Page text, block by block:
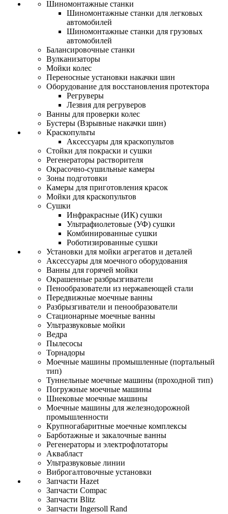
Шиномонтажные станки
Шиномонтажные станки для легковых
автомобилей
Шиномонтажные станки для грузовых
автомобилей
Балансировочные станки
Вулканизаторы
Мойки колес
Переносные установки накачки шин
Оборудование для восстановления протектора
Регруверы
Лезвия для регруверов
Ванны для проверки колес
Бустеры (Взрывные накачки шин)
Краскопульты
Аксессуары для краскопультов
Стойки для покраски и сушки
Регенераторы растворителя
Окрасочно-сушильные камеры
Зоны подготовки
Камеры для приготовления красок
Мойки для краскопультов
Сушки
Инфракрасные (ИК) сушки
Ультрафиолетовые (УФ) сушки
Комбинированные сушки
Роботизированные сушки
Установки для мойки агрегатов и деталей
Аксессуары для моечного оборудования
Ванны для горячей мойки
Окрашенные разбрызгиватели
Пенообразователи из нержавеющей стали
Передвижные моечные ванны
Разбрызгиватели и пенообразователи
Стационарные моечные ванны
Ультразвуковые мойки
Ведра
Пылесосы
Торнадоры
Моечные машины промышленные (портальный
тип)
Туннельные моечные машины (проходной тип)
Погружные моечные машины
Шнековые моечные машины
Моечные машины для железнодорожной
промышленности
Крупногабаритные моечные комплексы
Барботажные и закалочные ванны
Регенераторы и электрофлотаторы
Аквабласт
Ультразвуковые линии
Виброгалтовочные установки
Запчасти Hazet
Запчасти Compac
Запчасти Blitz
Запчасти Ingersoll Rand